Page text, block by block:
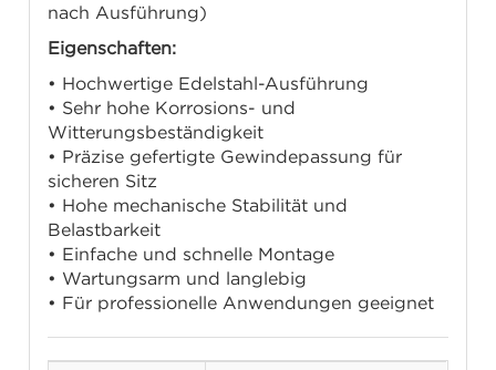
nach Ausführung)
Eigenschaften:
• Hochwertige Edelstahl-Ausführung
• Sehr hohe Korrosions- und
Witterungsbeständigkeit
• Präzise gefertigte Gewindepassung für
sicheren Sitz
• Hohe mechanische Stabilität und
Belastbarkeit
• Einfache und schnelle Montage
• Wartungsarm und langlebig
• Für professionelle Anwendungen geeignet